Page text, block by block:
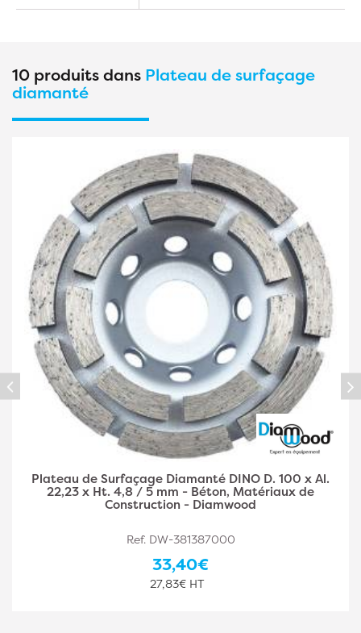
10 produits dans Plateau de surfaçage
diamanté
Plateau de Surfaçage Diamanté DINO D. 125 x Al.
22,23 x Ht. 4,8 / 5 mm - Béton, Matériaux de
Construction - Diamwood
Ref. DW-381387001
36,90€
30,75€ HT